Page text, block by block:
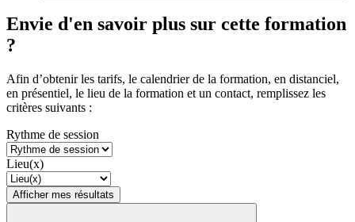
Envie d'en savoir plus sur cette formation
?
Afin d’obtenir les tarifs, le calendrier de la formation, en distanciel,
en présentiel, le lieu de la formation et un contact, remplissez les
critères suivants :
Rythme de session
Lieu(x)
Afficher mes résultats